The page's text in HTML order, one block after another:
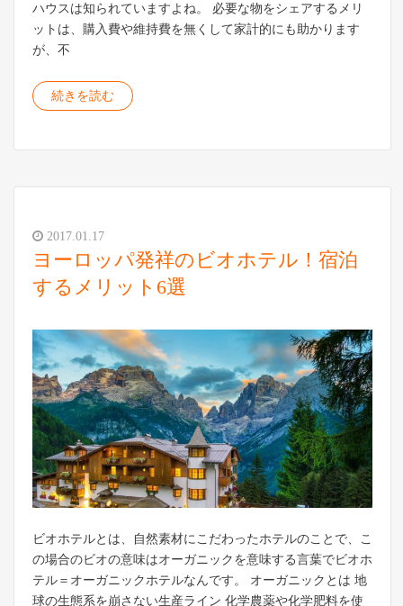
ハウスは知られていますよね。 必要な物をシェアするメリ
ットは、購入費や維持費を無くして家計的にも助かります
が、不
続きを読む
2017.01.17
ヨーロッパ発祥のビオホテル！宿泊
するメリット6選
ビオホテルとは、自然素材にこだわったホテルのことで、こ
の場合のビオの意味はオーガニックを意味する言葉でビオホ
テル＝オーガニックホテルなんです。 オーガニックとは 地
球の生態系を崩さない生産ライン 化学農薬や化学肥料を使